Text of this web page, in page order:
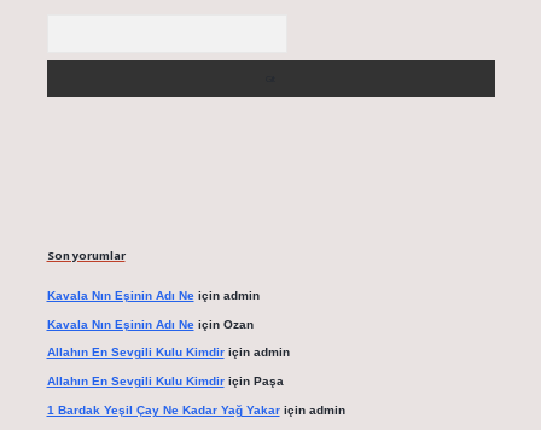
Son yorumlar
Kavala Nın Eşinin Adı Neiçin admin
Kavala Nın Eşinin Adı Neiçin Ozan
Allahın En Sevgili Kulu Kimdiriçin admin
Allahın En Sevgili Kulu Kimdiriçin Paşa
1 Bardak Yeşil Çay Ne Kadar Yağ Yakariçin admin